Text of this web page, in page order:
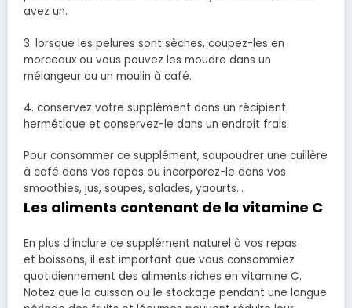
avez un.
3. lorsque les pelures sont sèches, coupez-les en
morceaux ou vous pouvez les moudre dans un
mélangeur ou un moulin à café.
4. conservez votre supplément dans un récipient
hermétique et conservez-le dans un endroit frais.
Pour consommer ce supplément, saupoudrer une cuillère
à café dans vos repas ou incorporez-le dans vos
smoothies, jus, soupes, salades, yaourts…
Les aliments contenant de la vitamine C
En plus d’inclure ce supplément naturel à vos repas
et boissons, il est important que vous consommiez
quotidiennement des aliments riches en vitamine C.
Notez que la cuisson ou le stockage pendant une longue